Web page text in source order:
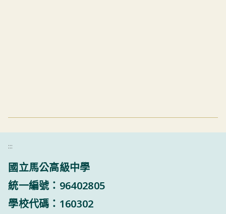
:::
國立馬公高級中學
統一編號：96402805
學校代碼：160302